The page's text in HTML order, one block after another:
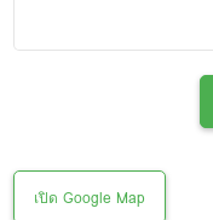
เปิด Google Map